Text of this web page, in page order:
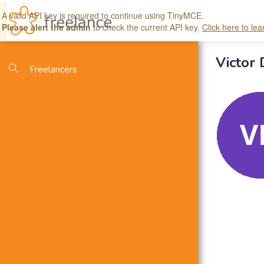
Freelancers Victor
A valid API key is required to continue using TinyMCE.
Please alert the admin to check the current API key. Click here to
style="display: block">A valid API key is required to continue